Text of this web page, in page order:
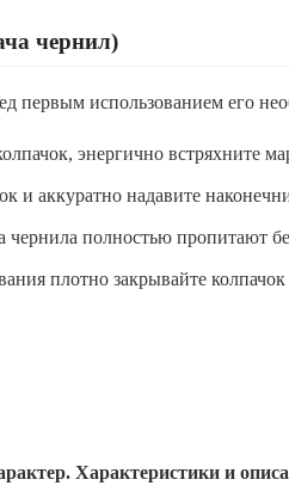
чернил)
первым использованием его
энергично встряхните
и аккуратно надавите
полностью пропитают
плотно закрывайте
Характеристики и